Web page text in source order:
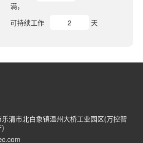
满，
可持续工作
天
清市北白象镇温州大桥工业园区(万控智